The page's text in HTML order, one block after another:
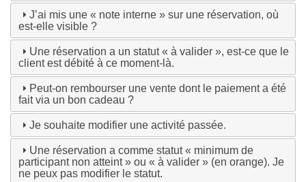
J’ai mis une « note interne » sur une réservation, où
est-elle visible ?
Une réservation a un statut « à valider », est-ce que le
client est débité à ce moment-là.
Peut-on rembourser une vente dont le paiement a été
fait via un bon cadeau ?
Je souhaite modifier une activité passée.
Une réservation a comme statut « minimum de
participant non atteint » ou « à valider » (en orange). Je
ne peux pas modifier le statut.